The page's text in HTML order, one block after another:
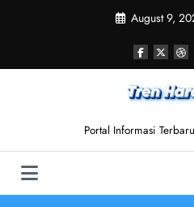
August 9,
Portal Informasi